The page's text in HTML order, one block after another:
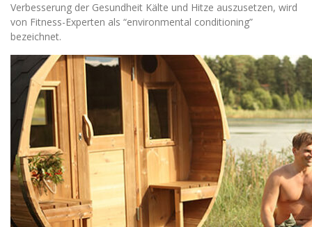
Verbesserung der Gesundheit Kälte und Hitze auszusetzen, wird
von Fitness-Experten als “environmental conditioning”
bezeichnet.